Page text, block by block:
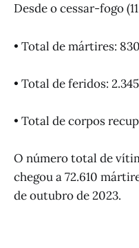
Desde o cessar-fogo
• Total de mártires: 830
• Total de feridos: 2.345
• Total de corpos
O número total de
chegou a 72.610
de outubro de 2023.